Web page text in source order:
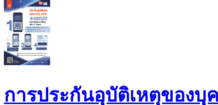
การประกันอุบัติเหตุของบุ